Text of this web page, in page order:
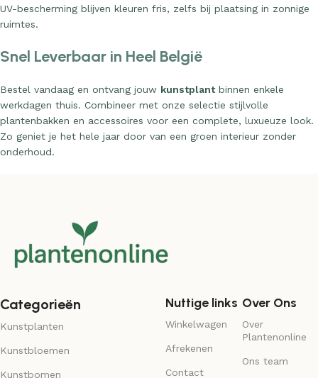
UV-bescherming blijven kleuren fris, zelfs bij plaatsing in zonnige
ruimtes.
Snel Leverbaar in Heel België
Bestel vandaag en ontvang jouw kunstplantbinnen enkele
werkdagen thuis. Combineer met onze selectie stijlvolle
plantenbakken en accessoires voor een complete, luxueuze look.
Zo geniet je het hele jaar door van een groen interieur zonder
onderhoud.
Categorieën
Kunstplanten
Kunstbloemen
Kunstbomen
Nuttige links
Winkelwagen
Afrekenen
Contact
Over Ons
Over
Plantenonline
Ons team